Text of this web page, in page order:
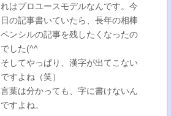
れはプロユースモデルなんです。今
日の記事書いていたら、長年の相棒
ペンシルの記事を残したくなったの
でした(^^
そしてやっぱり、漢字が出てこない
ですよね（笑）
言葉は分かっても、字に書けないん
ですよね。